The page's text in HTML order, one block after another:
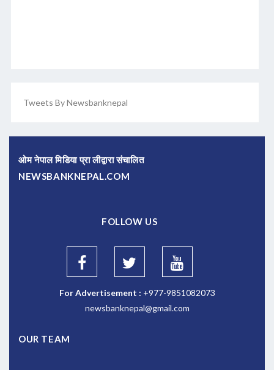
Tweets By Newsbanknepal
ओम नेपाल मिडिया प्रा लीद्वारा संचालित
NEWSBANKNEPAL.COM
FOLLOW US
For Advertisement : +977-9851082073
newsbanknepal@gmail.com
OUR TEAM